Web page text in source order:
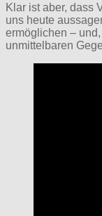
Klar ist aber, dass
uns heute
ermöglichen –
unmittelbaren